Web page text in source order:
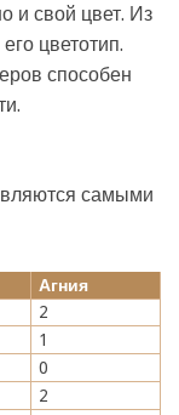
и свой цвет. Из
цветотип.
способен
самыми
Агния
2
1
0
2